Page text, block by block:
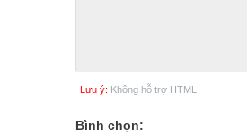
Lưu ý: Không hỗ trợ HTML!
Bình chọn: